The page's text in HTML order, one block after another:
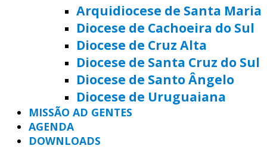
Arquidiocese de Santa Maria
Diocese de Cachoeira do Sul
Diocese de Cruz Alta
Diocese de Santa Cruz do Sul
Diocese de Santo Ângelo
Diocese de Uruguaiana
MISSÃO AD GENTES
AGENDA
DOWNLOADS